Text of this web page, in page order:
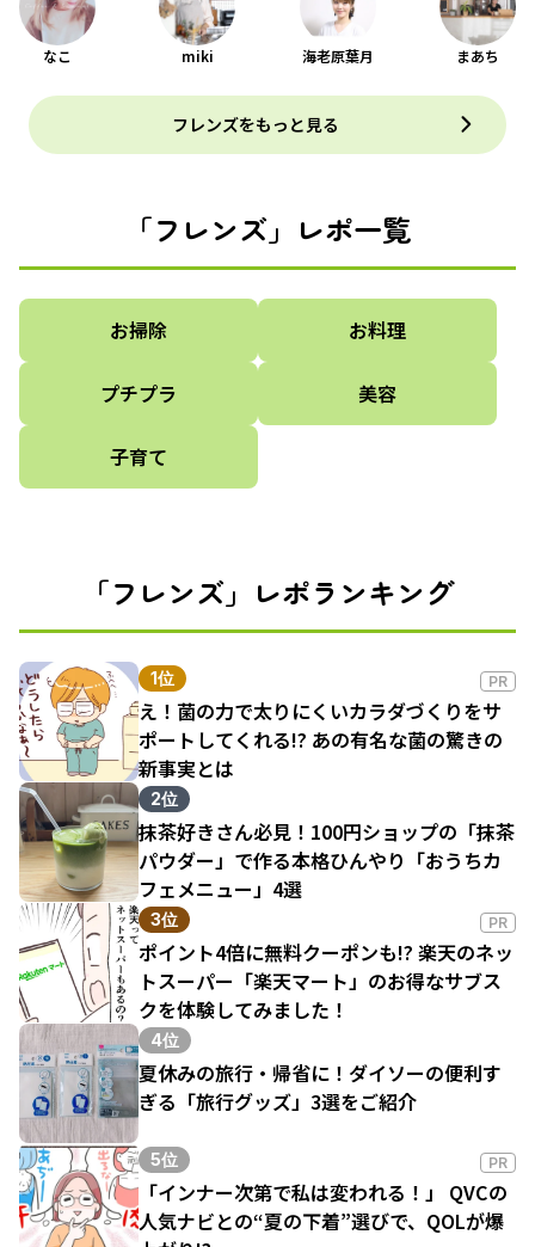
なこ miki 海老原葉月 まあち
フレンズをもっと見る
「フレンズ」レポ一覧
お掃除 お料理
プチプラ 美容
子育て
「フレンズ」レポランキング
1位 PR
え！菌の力で太りにくいカラダづくりをサ
ポートしてくれる!? あの有名な菌の驚きの
新事実とは
2位
抹茶好きさん必見！100円ショップの「抹茶
パウダー」で作る本格ひんやり「おうちカ
フェメニュー」4選
3位 PR
ポイント4倍に無料クーポンも!? 楽天のネッ
トスーパー「楽天マート」のお得なサブス
クを体験してみました！
4位
夏休みの旅行・帰省に！ダイソーの便利す
ぎる「旅行グッズ」3選をご紹介
5位 PR
「インナー次第で私は変われる！」 QVCの
人気ナビとの“夏の下着”選びで、QOLが爆